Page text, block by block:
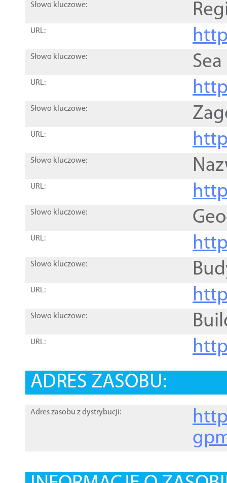
Słowo kluczowe:
URL:
Słowo kluczowe:
URL:
Słowo kluczowe:
URL:
Słowo kluczowe:
URL:
Słowo kluczowe:
URL:
Słowo kluczowe:
URL:
Słowo kluczowe:
URL:
ADRES ZASOBU:
Adres zasobu z dystrybucji: